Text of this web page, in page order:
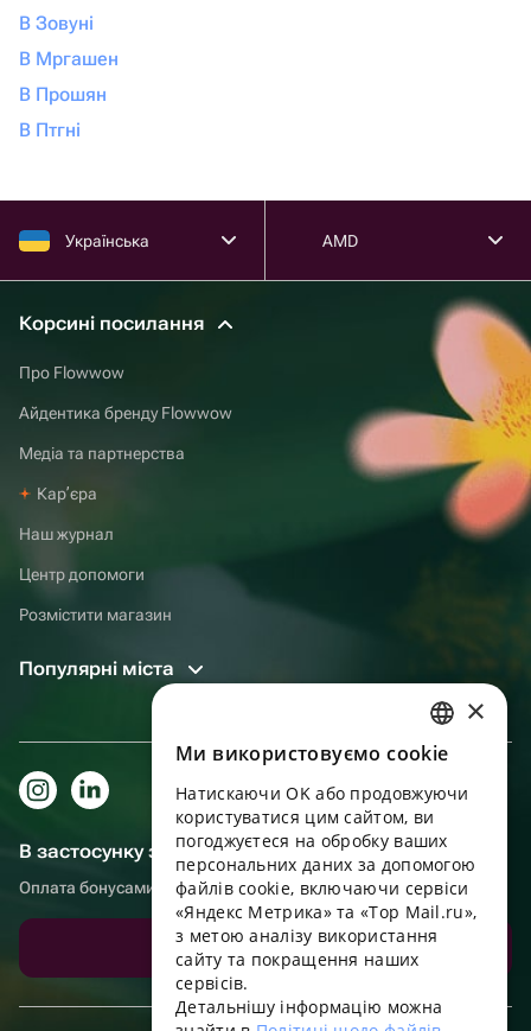
В Зовуні
В Мргашен
В Прошян
В Птгні
Українська AMD
Корсині посилання
Про Flowwow
Айдентика бренду Flowwow
Медіа та партнерства
Карʼєра
Наш журнал
Центр допомоги
Розмістити магазин
Популярні міста
В застосунку зручніше!
Оплата бонусами, самовивіз, зручний чат підтримки
Завантажити додаток
RUSSIAN
ENGLISH
UKRAINIAN
PORTUGUESE
SPANISH
HUNGARIAN
×
Ми використовуємо cookie
Натискаючи OK або продовжуючи
користуватися цим сайтом, ви
погоджуєтеся на обробку ваших
персональних даних за допомогою
файлів cookie, включаючи сервіси
«Яндекс Метрика» та «Top Mail.ru»,
з метою аналізу використання
сайту та покращення наших
сервісів.
Детальнішу інформацію можна